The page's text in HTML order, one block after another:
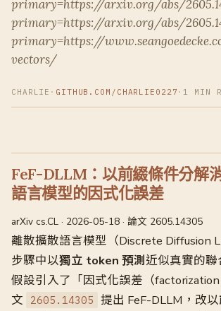
primary=https://arxiv.org/abs/
primary=https://arxiv.org/abs/
primary=https://
vectors/
CHARLIE · GITHUB.COM/CHARLIE0227 · 1 MIN
FeF-DLLM：以前綴條件分解
語言模型的因式化誤差
arXiv cs.CL · 2026-05-18 · 論文 2605.14305
離散擴散語言模型（Discrete Diffusion
步驟中以獨立 token 預測近似真實的
假設引入了「因式化誤差（
文
2605.14305 提出 FeF-DLLM，改以